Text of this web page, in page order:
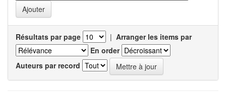
Résultats par page | Arranger les items par
En order
Auteurs par record